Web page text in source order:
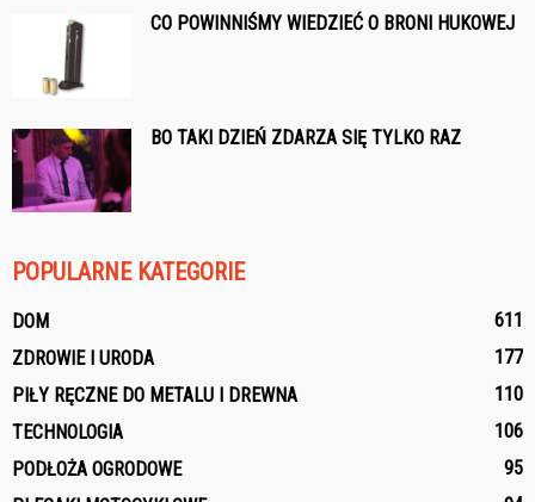
CO POWINNIŚMY WIEDZIEĆ O BRONI HUKOWEJ
BO TAKI DZIEŃ ZDARZA SIĘ TYLKO RAZ
POPULARNE KATEGORIE
DOM
611
ZDROWIE I URODA
177
PIŁY RĘCZNE DO METALU I DREWNA
110
TECHNOLOGIA
106
PODŁOŻA OGRODOWE
95